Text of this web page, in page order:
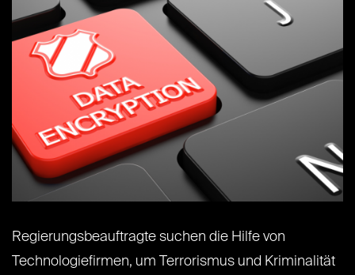
Regierungsbeauftragte suchen die Hilfe von
Technologiefirmen, um Terrorismus und Kriminalität